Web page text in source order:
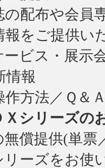
の配布や会員
報をご提供い
ービス・展示
情報
作方法／Ｑ＆
Ｘシリーズの
無償提供(単票
ーズをお使